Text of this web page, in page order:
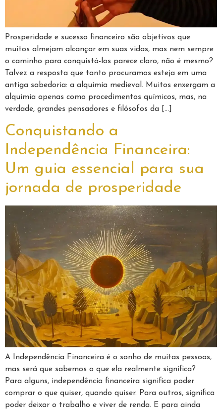
Prosperidade e sucesso financeiro são objetivos que
muitos almejam alcançar em suas vidas, mas nem sempre
o caminho para conquistá-los parece claro, não é mesmo?
Talvez a resposta que tanto procuramos esteja em uma
antiga sabedoria: a alquimia medieval. Muitos enxergam a
alquimia apenas como procedimentos químicos, mas, na
verdade, grandes pensadores e filósofos da […]
Conquistando a
Independência Financeira:
Um guia essencial para sua
jornada de prosperidade
A Independência Financeira é o sonho de muitas pessoas,
mas será que sabemos o que ela realmente significa?
Para alguns, independência financeira significa poder
comprar o que quiser, quando quiser. Para outros, significa
poder deixar o trabalho e viver de renda. E para ainda